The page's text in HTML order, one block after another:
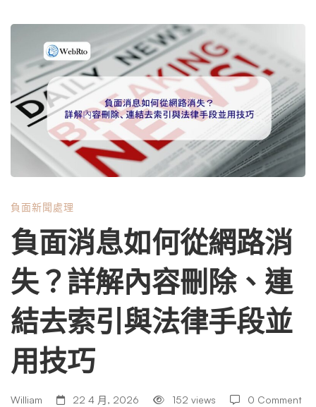
負
面
消
息
如
何
從
網
負面新聞處理
負面消息如何從網路消
失？詳解內容刪除、連
結去索引與法律手段並
用技巧
William 22 4 月, 2026 152 views 0 Comment